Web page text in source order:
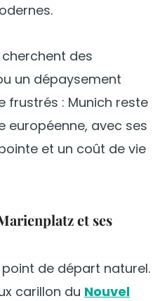
cherchent des
un dépaysement
frustrés : Munich reste
européenne, avec ses
et un coût de vie
et ses
de départ naturel.
carillon du Nouvel